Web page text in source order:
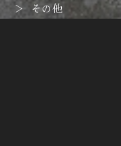
その他